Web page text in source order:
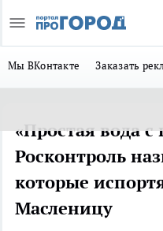
Мы ВКонтакте Заказать
«Простая вода с
Росконтроль
которые
Масленицу